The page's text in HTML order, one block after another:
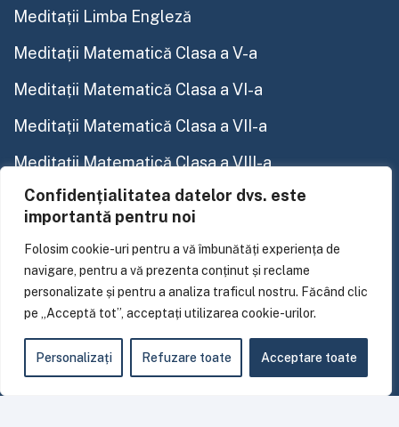
Confidențialitatea datelor dvs. este
importantă pentru noi
Folosim cookie-uri pentru a vă îmbunătăți experiența de
navigare, pentru a vă prezenta conținut și reclame
personalizate și pentru a analiza traficul nostru. Făcând clic
pe „Acceptă tot”, acceptați utilizarea cookie-urilor.
Personalizați Refuzare toate Acceptare toate
Meditații Limba Engleză
Meditații Matematică Clasa a V-a
Meditații Matematică Clasa a VI-a
Meditații Matematică Clasa a VII-a
Meditații Matematică Clasa a VIII-a
Adresă:Aleea Baia de Aries, Nr 2, Bl 7, Sc 1, langa
Politehnica, Bucuresti, Sector 6
Program:
08:00 - 20:00, Luni-Vineri
Nr Telefon:(+40) 775 304 102
E-mail:contact@scoalaelda.ro